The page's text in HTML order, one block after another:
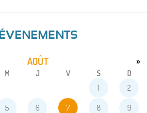
ÉVENEMENTS
AOÛT »
M J V S
D
1
2
5 6 7 8 9